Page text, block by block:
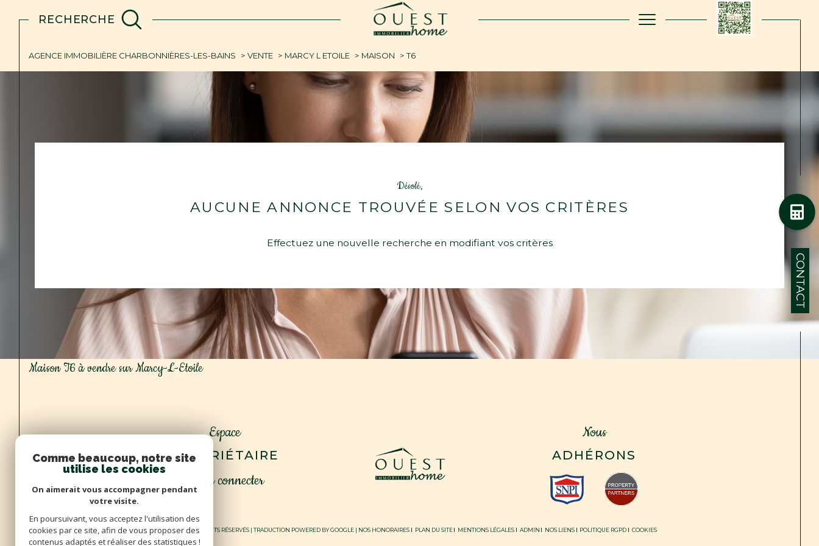
RECHERCHE
CONTACT
de l'ancien
du neuf
Louer
à l'année
Estimer
TYPE DE BIEN BUDGET
voir les0annonces
Maison 69280 - Marcy-l'Étoile 6 Pièces Réinitialiser les
AGENCE IMMOBILIÈRE CHARBONNIÈRES-LES-BAINS VENTE MARCY L ETOILE MAISON T6
Désolé,
AUCUNE ANNONCE TROUVÉE SELON VOS CRITÈRES
Effectuez une nouvelle recherche en modifiant vos critères
Maison T6 à vendre sur Marcy-L-Etoile
Espace
PROPRIÉTAIRE
Se connecter
Nous
ADHÉRONS
© 2026 | TOUS DROITS RÉSERVÉS | TRADUCTION POWERED BY GOOGLE | NOS HONORAIRES PLAN DU SITE MENTIONS LÉGALES ADMIN NOS LIENS POLITIQUE RGPD COOKIES
Comme beaucoup, notre site
utilise les cookies
On aimerait vous accompagner pendant
votre visite.
En poursuivant, vous acceptez l'utilisation des
cookies par ce site, afin de vous proposer des
contenus adaptés et réaliser des statistiques !